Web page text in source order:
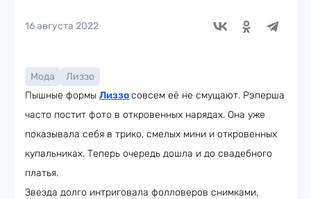
16 августа 2022
Мода
Лиззо
Пышные формы Лиззосовсем её не смущают. Рэперша
часто постит фото в откровенных нарядах. Она уже
показывала себя в трико, смелых мини и откровенных
купальниках. Теперь очередь дошла и до свадебного
платья.
Звезда долго интриговала фолловеров снимками,